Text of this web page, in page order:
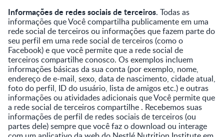
Informações de redes sociais de terceiros. Todas as
informações que Você compartilha publicamente em uma
rede social de terceiros ou informações que fazem parte do
seu perfil em uma rede social de terceiros (como o
Facebook) e que você permite que a rede social de
terceiros compartilhe conosco. Os exemplos incluem
informações básicas da sua conta (por exemplo, nome,
endereço de e-mail, sexo, data de nascimento, cidade atual,
foto do perfil, ID do usuário, lista de amigos etc.) e outras
informações ou atividades adicionais que Você permite que
a rede social de terceiros compartilhe . Recebemos suas
informações de perfil de redes sociais de terceiros (ou
partes dele) sempre que você faz o download ou interage